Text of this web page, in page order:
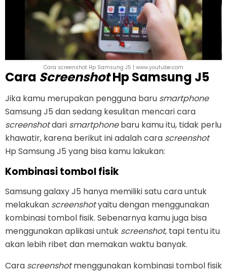
Cara screenshot Hp Samsung J5 | www.youtube.com
Cara ScreenshotHp Samsung J5
Jika kamu merupakan pengguna baru smartphone
Samsung J5 dan sedang kesulitan mencari cara
screenshotdari smartphonebaru kamu itu, tidak perlu
khawatir, karena berikut ini adalah cara screenshot
Hp Samsung J5 yang bisa kamu lakukan:
Kombinasi tombol fisik
Samsung galaxy J5 hanya memiliki satu cara untuk
melakukan screenshotyaitu dengan menggunakan
kombinasi tombol fisik. Sebenarnya kamu juga bisa
menggunakan aplikasi untuk screenshot, tapi tentu itu
akan lebih ribet dan memakan waktu banyak.
Cara screenshotmenggunakan kombinasi tombol fisik